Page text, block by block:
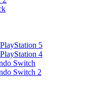
5
4
Switch
Switch 2